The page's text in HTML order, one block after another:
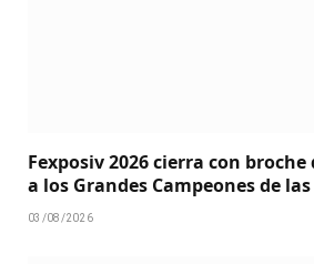
Fexposiv 2026 cierra con
a los Grandes Campeones de
03/08/2026